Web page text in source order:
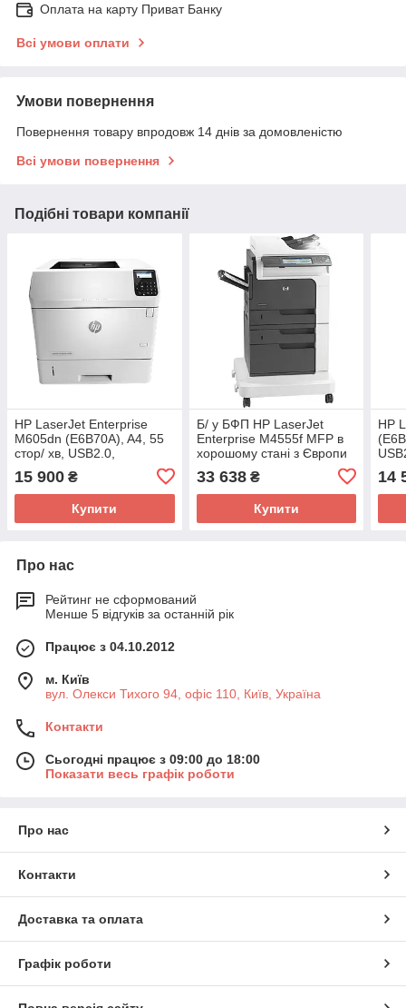
Оплата на карту Приват Банку
Всі умови оплати
Умови повернення
Повернення товару впродовж 14 днів за домовленістю
Всі умови повернення
Подібні товари компанії
HP LaserJet Enterprise
M605dn (E6B70A), A4, 55
стор/ хв, USB2.0,
мережевий, двосторонній
друк
15 900 ₴
Купити
Б/ у БФП HP LaserJet
Enterprise M4555f MFP в
хорошому стані з Європи
33 638₴
Купити
HP
14
Про нас
Рейтинг не сформований
Менше 5 відгуків за останній рік
Працює з 04.10.2012
м. Київ
вул. Олекси Тихого 94, офіс 110, Київ, Україна
Контакти
Сьогодні працює з 09:00 до 18:00
Показати весь графік роботи
Про нас
Контакти
Доставка та оплата
Графік роботи